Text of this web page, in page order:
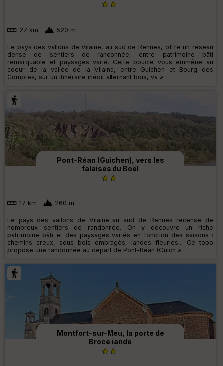
27 km 520 m
Le pays des vallons de Vilaine, au sud de Rennes, offre un réseau
dense de sentiers de randonnée, entre patrimoine bâti
remarquable et paysages varié. Cette boucle vous emmène au
coeur de la vallée de la Vilaine, entre Guichen et Bourg des
Comptes, sur un itinéraire inédit alternant bois, va »
Pont-Réan (Guichen), vers les
falaises du Boël
17 km 260 m
Le pays des vallons de Vilaine au sud de Rennes recense de
nombreux sentiers de randonnée. On y découvre un riche
patrimoine bâti et des paysages variés en fonction des saisons :
chemins creux, sous bois ombragés, landes fleuries... Ce topo
propose une randonnée au départ de Pont-Réan (Guich »
Montfort-sur-Meu, la porte de
Brocéliande